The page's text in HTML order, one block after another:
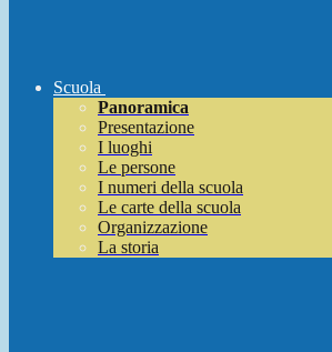
Scuola
Panoramica
Presentazione
I luoghi
Le persone
I numeri della scuola
Le carte della scuola
Organizzazione
La storia